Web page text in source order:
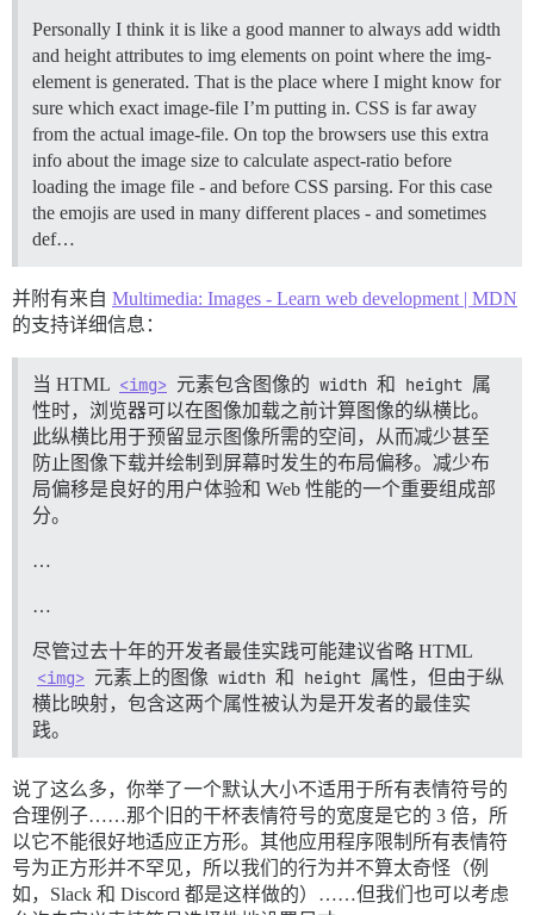
Personally I think it is like a good manner to always add width
and height attributes to img elements on point where the img-
element is generated. That is the place where I might know for
sure which exact image-file I’m putting in. CSS is far away
from the actual image-file. On top the browsers use this extra
info about the image size to calculate aspect-ratio before
loading the image file - and before CSS parsing. For this case
the emojis are used in many different places - and sometimes
def…
并附有来自 Multimedia: Images - Learn web development | MDN
的支持详细信息：
当 HTML <img> 元素包含图像的 width 和 height 属
性时，浏览器可以在图像加载之前计算图像的纵横比。
此纵横比用于预留显示图像所需的空间，从而减少甚至
防止图像下载并绘制到屏幕时发生的布局偏移。减少布
局偏移是良好的用户体验和 Web 性能的一个重要组成部
分。
…
…
尽管过去十年的开发者最佳实践可能建议省略 HTML
<img> 元素上的图像 width 和 height 属性，但由于纵
横比映射，包含这两个属性被认为是开发者的最佳实
践。
说了这么多，你举了一个默认大小不适用于所有表情符号的
合理例子……那个旧的干杯表情符号的宽度是它的 3 倍，所
以它不能很好地适应正方形。其他应用程序限制所有表情符
号为正方形并不罕见，所以我们的行为并不算太奇怪（例
如，Slack 和 Discord 都是这样做的）……但我们也可以考虑